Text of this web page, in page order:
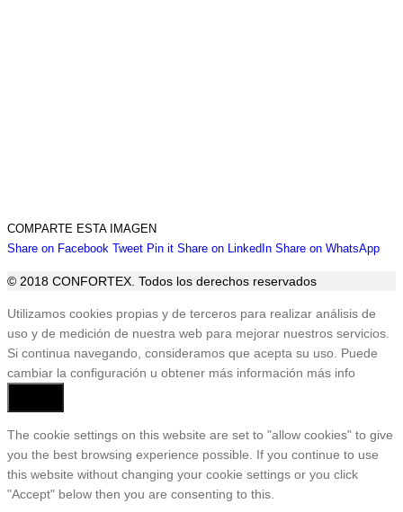
COMPARTE ESTA IMAGEN
Share on Facebook Share
Facebook
TweetShare
Twitter
Pin itShare
Pinterest
Share on LinkedInShare
LinkedIn
Share on WhatsApp
© 2018 CONFORTEX. Todos los derechos reservados
Ir
a
Tienda
Utilizamos cookies propias y de terceros para realizar análisis de
uso y de medición de nuestra web para mejorar nuestros servicios.
Si continua navegando, consideramos que acepta su uso. Puede
cambiar la configuración u obtener más información más info
The cookie settings on this website are set to "allow cookies" to give
you the best browsing experience possible. If you continue to use
this website without changing your cookie settings or you click
"Accept" below then you are consenting to this.